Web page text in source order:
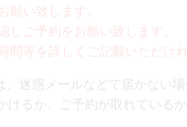
願い致します。
ご予約をお願い致します。
等を詳しくご記載いただけ
、迷惑メールなどで届かない場
るか、ご予約が取れている